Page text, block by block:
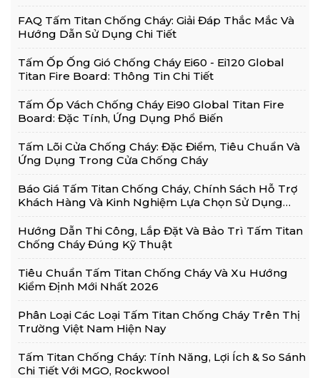
FAQ Tấm Titan Chống Cháy: Giải Đáp Thắc Mắc Và
Hướng Dẫn Sử Dụng Chi Tiết
Tấm Ốp Ống Gió Chống Cháy Ei60 - Ei120 Global
Titan Fire Board: Thông Tin Chi Tiết
Tấm Ốp Vách Chống Cháy Ei90 Global Titan Fire
Board: Đặc Tính, Ứng Dụng Phổ Biến
Tấm Lõi Cửa Chống Cháy: Đặc Điểm, Tiêu Chuẩn Và
Ứng Dụng Trong Cửa Chống Cháy
Báo Giá Tấm Titan Chống Cháy, Chính Sách Hỗ Trợ
Khách Hàng Và Kinh Nghiệm Lựa Chọn Sử Dụng
Hướng Dẫn Thi Công, Lắp Đặt Và Bảo Trì Tấm Titan
Chống Cháy Đúng Kỹ Thuật
Tiêu Chuẩn Tấm Titan Chống Cháy Và Xu Hướng
Kiểm Định Mới Nhất 2026
Phân Loại Các Loại Tấm Titan Chống Cháy Trên Thị
Trường Việt Nam Hiện Nay
Tấm Titan Chống Cháy: Tính Năng, Lợi Ích & So Sánh
Chi Tiết Với MGO, Rockwool